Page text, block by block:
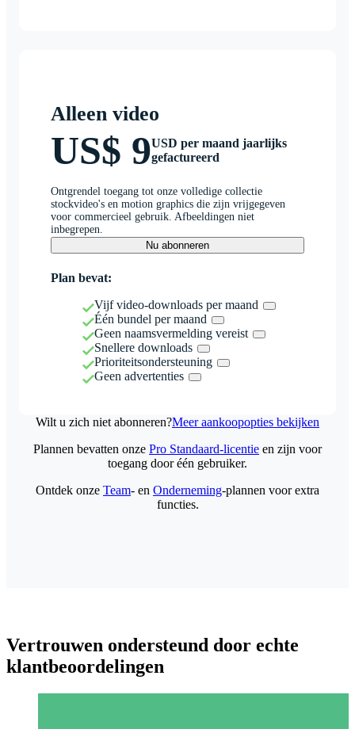
Alleen video
US$ 9USD per maand jaarlijks
gefactureerd
Ontgrendel toegang tot onze volledige collectie
stockvideo's en motion graphics die zijn vrijgegeven
voor commercieel gebruik. Afbeeldingen niet
inbegrepen.
Nu abonneren
Plan bevat:
Vijf video-downloads per maand
Één bundel per maand
Geen naamsvermelding vereist
Snellere downloads
Prioriteitsondersteuning
Geen advertenties
Wilt u zich niet abonneren?Meer aankoopopties bekijken
Plannen bevatten onze Pro Standaard-licentie en zijn voor
toegang door één gebruiker.
Ontdek onze Team- en Onderneming-plannen voor extra
functies.
Vertrouwen ondersteund door echte
klantbeoordelingen